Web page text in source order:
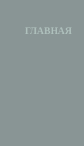
ГЛАВНАЯ